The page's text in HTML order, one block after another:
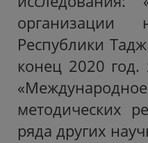
организации
Республики
конец 2020 год.
методических
ряда других